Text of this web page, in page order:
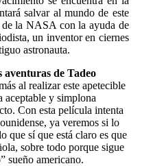
salvar al mundo de este
la NASA con la ayuda de
un inventor en ciernes
astronauta.
aventuras de Tadeo
al realizar este apetecible
aceptable y simplona
Con esta película intenta
ya veremos si lo
que sí que está claro es que
sobre todo porque sigue
sueño americano.